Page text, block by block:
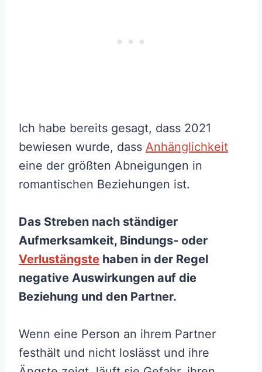
Ich habe bereits gesagt, dass 2021
bewiesen wurde, dass Anhänglichkeit
eine der größten Abneigungen in
romantischen Beziehungen ist.
Das Streben nach ständiger
Aufmerksamkeit, Bindungs- oder
Verlustängste haben in der Regel
negative Auswirkungen auf die
Beziehung und den Partner.
Wenn eine Person an ihrem Partner
festhält und nicht loslässt und ihre